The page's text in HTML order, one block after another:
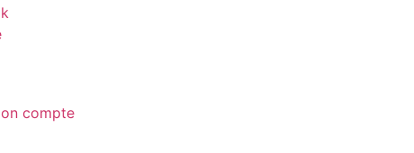
compte